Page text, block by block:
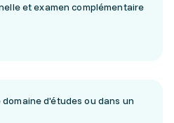
et examen complémentaire
d'études ou dans un